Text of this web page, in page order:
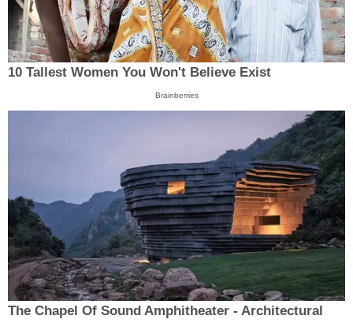
10 Tallest Women You Won't Believe Exist
Brainberries
The Chapel Of Sound Amphitheater - Architectural